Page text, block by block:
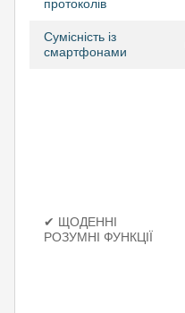
протоколів
Сумісність із
смартфонами
✔ ЩОДЕННІ
РОЗУМНІ ФУНКЦІЇ